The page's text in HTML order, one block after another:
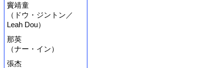
竇靖童
（ドウ・ジントン／
Leah Dou）
那英
（ナー・イン）
張杰